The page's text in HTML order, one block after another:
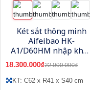
Két sắt thông minh
Aifeibao HK-
A1/D60HM nhập khẩu
màu xanh xám
18.300.000₫22.000.000₫
KT: C62 x R41 x S40 cm